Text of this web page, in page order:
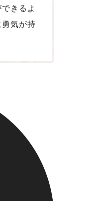
きるよ
気が持